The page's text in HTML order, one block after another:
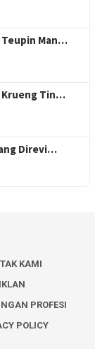
Teupin Man…
Krueng Tin…
Direvi…
KAMI
IKLAN
PROFESI
POLICY